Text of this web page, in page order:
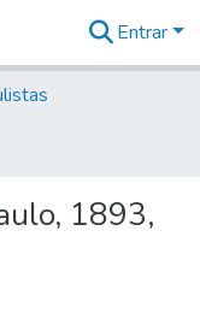
Entrar
1893,